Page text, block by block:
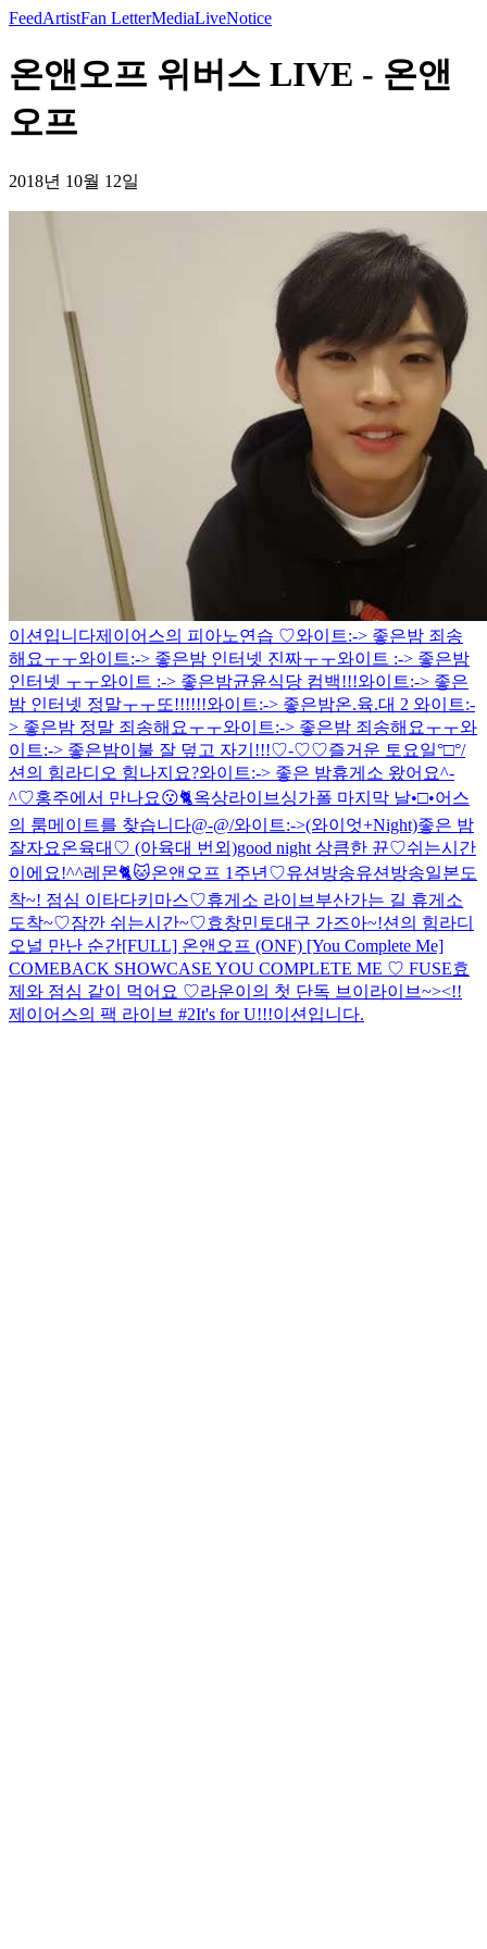
FeedArtistFan LetterMediaLiveNotice
온앤오프 위버스 LIVE - 온앤
오프
2018년 10월 12일
이션입니다제이어스의 피아노연습 ♡와이트:-> 좋은밤 죄송
해요ㅜㅜ와이트:-> 좋은밤 인터넷 진짜ㅜㅜ와이트 :-> 좋은밤
인터넷 ㅜㅜ와이트 :-> 좋은밤균윤식당 컴백!!!와이트:-> 좋은
밤 인터넷 정말ㅜㅜ또!!!!!!와이트:-> 좋은밤온.육.대 2 와이트:-
> 좋은밤 정말 죄송해요ㅜㅜ와이트:-> 좋은밤 죄송해요ㅜㅜ와
이트:-> 좋은밤이불 잘 덮고 자기!!!♡-♡♡즐거운 토요일°□°/
션의 힘라디오 힘나지요?와이트:-> 좋은 밤휴게소 왔어요^-
^♡홍주에서 만나요😗🐈옥상라이브 싱가폴 마지막 날•□•어스
의 룸메이트를 찾습니다@-@/와이트:->(와이엇+Night)좋은 밤
잘자요온육대♡ (아육대 번외)good night 상큼한 뀬♡쉬는시간
이에요!^^레몬🐈🐱온앤오프 1주년♡유션방송유션방송일본도
착~! 점심 이타다키마스♡휴게소 라이브 부산가는 길 휴게소
도착~♡잠깐 쉬는시간~♡효창민토대구 가즈아~!션의 힘라디
오 널 만난 순간[FULL] 온앤오프 (ONF) [You Complete Me]
COMEBACK SHOWCASE YOU COMPLETE ME ♡ FUSE효
제와 점심 같이 먹어요 ♡라운이의 첫 단독 브이라이브~><!!
제이어스의 팩 라이브 #2It's for U!!!이션입니다.